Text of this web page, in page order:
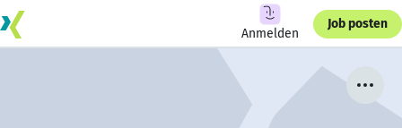
Anmelden
Job posten